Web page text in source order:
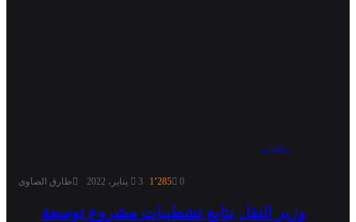
متابعات
طارق الصاوى 3 يناير، 2022 0 1٬285
وزير النقل يتابع تشطيبات مشروع توسعة